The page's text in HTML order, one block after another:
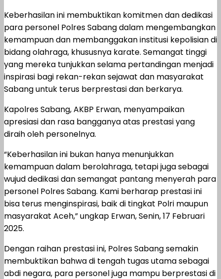
Keberhasilan ini membuktikan komitmen dan dedikasi
para personel Polres Sabang dalam mengembangkan
kemampuan dan membanggakan institusi kepolisian di
bidang olahraga, khususnya karate. Semangat tinggi
yang mereka tunjukkan selama pertandingan menjadi
inspirasi bagi rekan-rekan sejawat dan masyarakat
Sabang untuk terus berprestasi dan berkarya.
Kapolres Sabang, AKBP Erwan, menyampaikan
apresiasi dan rasa bangganya atas prestasi yang
diraih oleh personelnya.
“Keberhasilan ini bukan hanya menunjukkan
kemampuan dalam berolahraga, tetapi juga sebagai
wujud dedikasi dan semangat pantang menyerah para
personel Polres Sabang. Kami berharap prestasi ini
bisa terus menginspirasi, baik di tingkat Polri maupun
masyarakat Aceh,” ungkap Erwan, Senin, 17 Februari
2025.
Dengan raihan prestasi ini, Polres Sabang semakin
membuktikan bahwa di tengah tugas utama sebagai
abdi negara, para personel juga mampu berprestasi di